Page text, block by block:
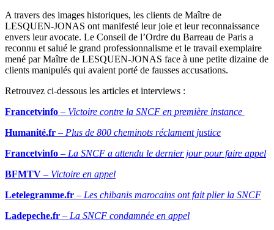
A travers des images historiques, les clients de Maître de
LESQUEN-JONAS ont manifesté leur joie et leur reconnaissance
envers leur avocate. Le Conseil de l’Ordre du Barreau de Paris a
reconnu et salué le grand professionnalisme et le travail exemplaire
mené par Maître de LESQUEN-JONAS face à une petite dizaine de
clients manipulés qui avaient porté de fausses accusations.
Retrouvez ci-dessous les articles et interviews :
Francetvinfo – Victoire contre la SNCF en première instance
Humanité.fr – Plus de 800 cheminots réclament justice
Francetvinfo – La SNCF a attendu le dernier jour pour faire appel
BFMTV – Victoire en appel
Letelegramme.fr – Les chibanis marocains ont fait plier la SNCF
Ladepeche.fr – La SNCF condamnée en appel